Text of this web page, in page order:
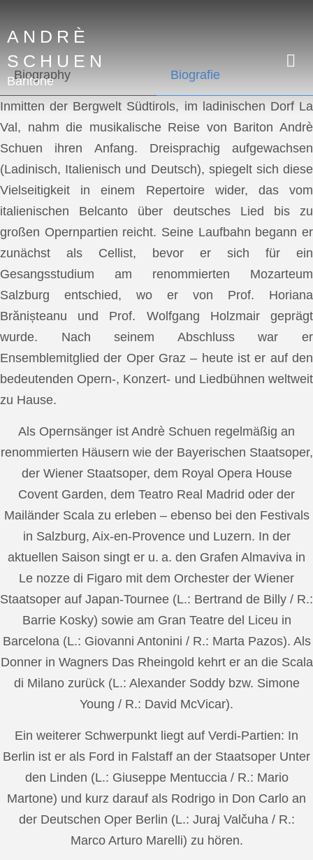
ANDRÈ
SCHUEN
Baritone
Biography Biografie
Inmitten der Bergwelt Südtirols, im ladinischen Dorf La
Val, nahm die musikalische Reise von Bariton Andrè
Schuen ihren Anfang. Dreisprachig aufgewachsen
(Ladinisch, Italienisch und Deutsch), spiegelt sich diese
Vielseitigkeit in einem Repertoire wider, das vom
italienischen Belcanto über deutsches Lied bis zu
großen Opernpartien reicht. Seine Laufbahn begann er
zunächst als Cellist, bevor er sich für ein
Gesangsstudium am renommierten Mozarteum
Salzburg entschied, wo er von Prof. Horiana
Brănișteanu und Prof. Wolfgang Holzmair geprägt
wurde. Nach seinem Abschluss war er
Ensemblemitglied der Oper Graz – heute ist er auf den
bedeutenden Opern-, Konzert- und Liedbühnen weltweit
zu Hause.
Als Opernsänger ist Andrè Schuen regelmäßig an
renommierten Häusern wie der Bayerischen Staatsoper,
der Wiener Staatsoper, dem Royal Opera House
Covent Garden, dem Teatro Real Madrid oder der
Mailänder Scala zu erleben – ebenso bei den Festivals
in Salzburg, Aix-en-Provence und Luzern. In der
aktuellen Saison singt er u. a. den Grafen Almaviva in
Le nozze di Figaro mit dem Orchester der Wiener
Staatsoper auf Japan-Tournee (L.: Bertrand de Billy / R.:
Barrie Kosky) sowie am Gran Teatre del Liceu in
Barcelona (L.: Giovanni Antonini / R.: Marta Pazos). Als
Donner in Wagners Das Rheingold kehrt er an die Scala
di Milano zurück (L.: Alexander Soddy bzw. Simone
Young / R.: David McVicar).
Ein weiterer Schwerpunkt liegt auf Verdi-Partien: In
Berlin ist er als Ford in Falstaff an der Staatsoper Unter
den Linden (L.: Giuseppe Mentuccia / R.: Mario
Martone) und kurz darauf als Rodrigo in Don Carlo an
der Deutschen Oper Berlin (L.: Juraj Valčuha / R.:
Marco Arturo Marelli) zu hören.